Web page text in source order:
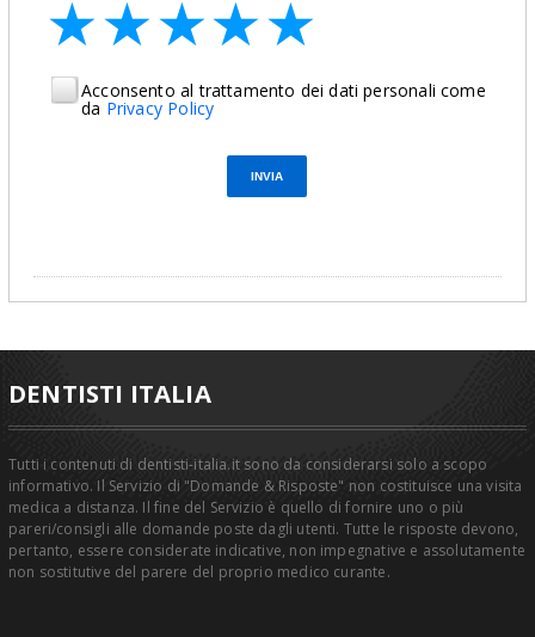
★
★★
★★★
★★★★
★★★★★
Acconsento al trattamento dei dati personali come
da Privacy Policy
DENTISTI ITALIA
Tutti i contenuti di dentisti-italia.it sono da considerarsi solo a scopo
informativo. Il Servizio di "Domande & Risposte" non costituisce una visita
medica a distanza. Il fine del Servizio è quello di fornire uno o più
pareri/consigli alle domande poste dagli utenti. Tutte le risposte devono,
pertanto, essere considerate indicative, non impegnative e assolutamente
non sostitutive del parere del proprio medico curante.